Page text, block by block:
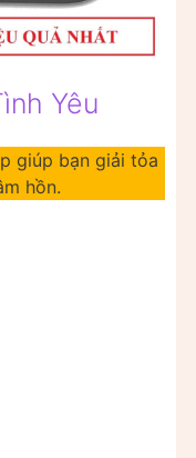
Yêu
giúp bạn giải tỏa
hồn.